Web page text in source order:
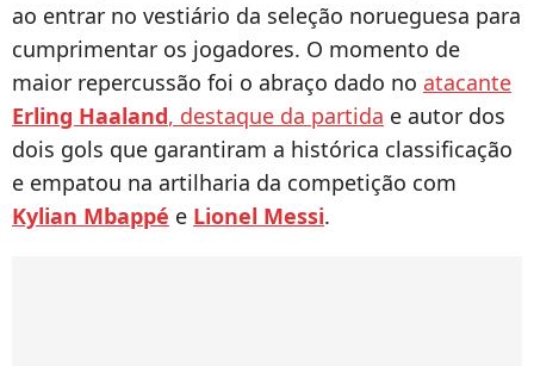
ao entrar no vestiário da seleção norueguesa para
cumprimentar os jogadores. O momento de
maior repercussão foi o abraço dado no atacante
Erling Haaland, destaque da partida e autor dos
dois gols que garantiram a histórica classificação
e empatou na artilharia da competição com
Kylian Mbappé e Lionel Messi.